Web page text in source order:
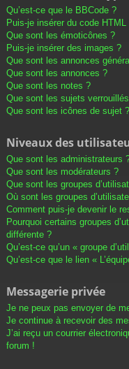
Qu’est-ce que le BBCode ?
Puis-je insérer du code HTML
Que sont les émoticônes ?
Puis-je insérer des images ?
Que sont les annonces
Que sont les annonces ?
Que sont les notes ?
Que sont les sujets
Que sont les icônes de sujet ?
Niveaux des
Que sont les administrateurs
Que sont les modérateurs ?
Que sont les groupes
Où sont les groupes
Comment puis-je devenir le
Pourquoi certains groupes
différente ?
Qu’est-ce qu’un « groupe
Qu’est-ce que le lien «
Messagerie privée
Je ne peux pas envoyer de
Je continue à recevoir des
J’ai reçu un courrier
forum !